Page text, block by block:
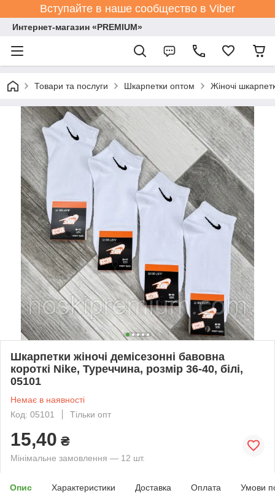
Вступайте в наше сообщество в Viber
Интернет-магазин «PREMIUM»
Товари та послуги Шкарпетки оптом Жіночі
Шкарпетки жіночі демісезонні бавовна
короткі Nike, Туреччина, розмір 36-40, білі,
05101
Немає в наявності
Код: 05101
Тільки опт
15,40 ₴
Мінімальне замовлення — 12 шт.
Опис Характеристики Доставка Оплата Умови